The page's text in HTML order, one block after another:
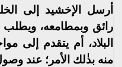
أرسل الإخشيد إلى
رائق وبمطامعه، ويطلب
البلاد، أم يتقدم إلى
منه بذٰلك الأمر؛ عند